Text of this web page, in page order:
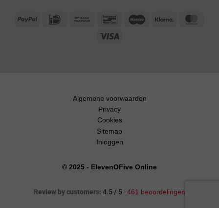
PayPal IDeal
Bank
BancontactMaestro Klarna
Algemene voorwaarden
Privacy
Cookies
Sitemap
Inloggen
© 2025 - ElevenOFive Online
Review by customers: 4.5 / 5 -461 beoordelingen